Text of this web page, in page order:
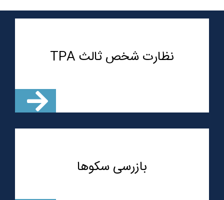
نظارت شخص ثالث TPA
بازرسی سکوها